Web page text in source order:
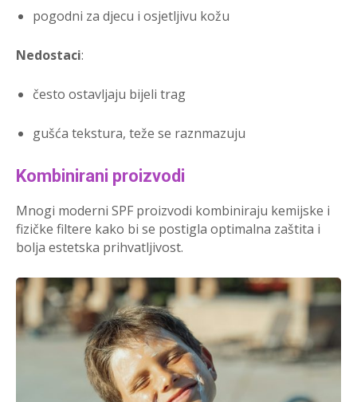
pogodni za djecu i osjetljivu kožu
Nedostaci:
često ostavljaju bijeli trag
gušća tekstura, teže se raznmazuju
Kombinirani proizvodi
Mnogi moderni SPF proizvodi kombiniraju kemijske i
fizičke filtere kako bi se postigla optimalna zaštita i
bolja estetska prihvatljivost.